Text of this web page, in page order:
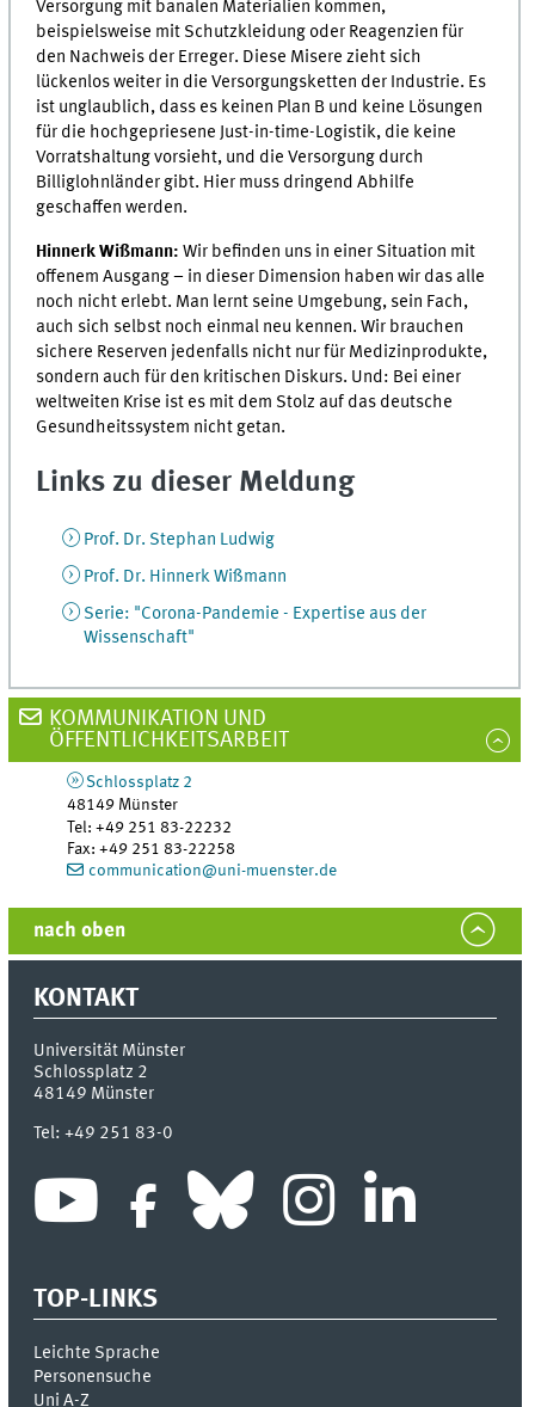
Versorgung mit banalen Materialien kommen,
beispielsweise mit Schutzkleidung oder Reagenzien für
den Nachweis der Erreger. Diese Misere zieht sich
lückenlos weiter in die Versorgungsketten der Industrie. Es
ist unglaublich, dass es keinen Plan B und keine Lösungen
für die hochgepriesene Just-in-time-Logistik, die keine
Vorratshaltung vorsieht, und die Versorgung durch
Billiglohnländer gibt. Hier muss dringend Abhilfe
geschaffen werden.
Hinnerk Wißmann:Wir befinden uns in einer Situation mit
offenem Ausgang – in dieser Dimension haben wir das alle
noch nicht erlebt. Man lernt seine Umgebung, sein Fach,
auch sich selbst noch einmal neu kennen. Wir brauchen
sichere Reserven jedenfalls nicht nur für Medizinprodukte,
sondern auch für den kritischen Diskurs. Und: Bei einer
weltweiten Krise ist es mit dem Stolz auf das deutsche
Gesundheitssystem nicht getan.
Links zu dieser Meldung
Prof. Dr. Stephan Ludwig
Prof. Dr. Hinnerk Wißmann
Serie: "Corona-Pandemie - Expertise aus der
Wissenschaft"
KOMMUNIKATION UND
ÖFFENTLICHKEITSARBEIT
Schlossplatz 2
48149 Münster
Tel:+49 251 83-22232
Fax:+49 251 83-22258
communication@uni-muenster.de
nach oben
KONTAKT
Universität Münster
Schlossplatz 2
48149 Münster
Tel:+49 251 83-0
TOP-LINKS
Leichte Sprache
Personensuche
Uni A-Z